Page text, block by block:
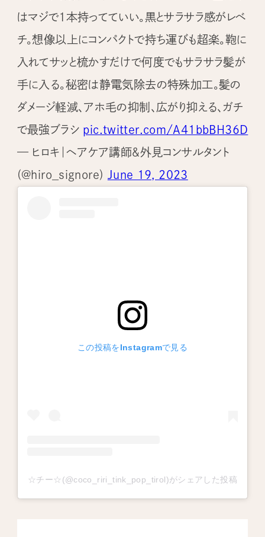
はマジで1本持ってていい。黒とサラサラ感がレベ
チ。想像以上にコンパクトで持ち運びも超楽。鞄に
入れてサッと梳かすだけで何度でもサラサラ髪が
手に入る。秘密は静電気除去の特殊加工。髪の
ダメージ軽減、アホ毛の抑制、広がり抑える、ガチ
で最強ブラシ pic.twitter.com/A41bbBH36D
— ヒロキ｜ヘアケア講師＆外見コンサルタント
(@hiro_signore)
June 19, 2023
この投稿をInstagramで見る
☆チー☆(@coco_riri_tink_pop_tirol)がシェアした投稿